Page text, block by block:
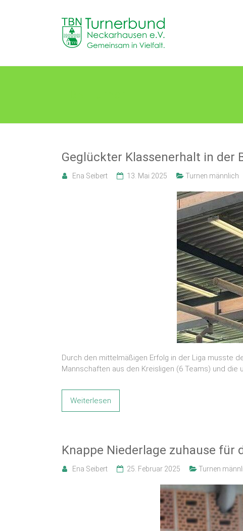
TB
Neckarhausen
in
Geglückter Klassenerhalt in der
Ena Seibert 13. Mai 2025 Turnen männlich
Durch den mittelmäßigen Erfolg in der Liga musste
Mannschaften aus den Kreisligen (6 Teams) und
Weiterlesen
Knappe Niederlage zuhause für
Ena Seibert 25. Februar 2025 Turnen